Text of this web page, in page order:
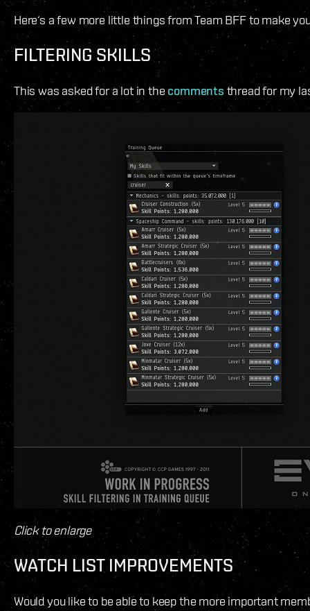
Here‘s a few more little things from Team BFF to make
FILTERING SKILLS
This was asked for a lot in the comments thread for my
Click to enlarge
WATCH LIST IMPROVEMENTS
Would you like to be able to keep the more important